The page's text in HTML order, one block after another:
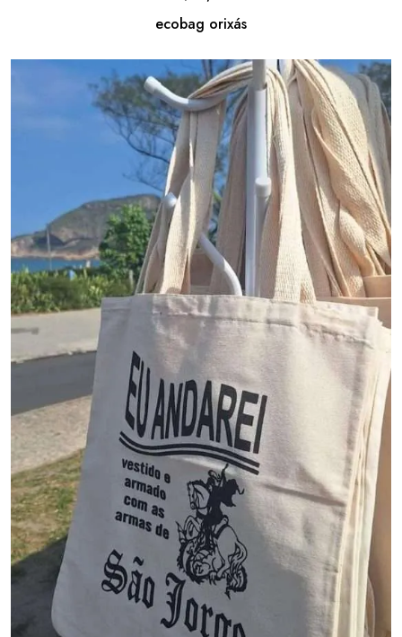
ecobag orixás